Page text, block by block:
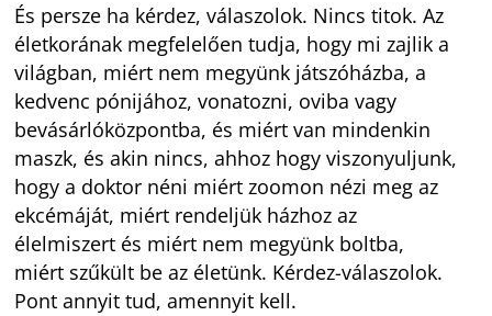
És persze ha kérdez, válaszolok. Nincs titok. Az
életkorának megfelelően tudja, hogy mi zajlik a
világban, miért nem megyünk játszóházba, a
kedvenc pónijához, vonatozni, oviba vagy
bevásárlóközpontba, és miért van mindenkin
maszk, és akin nincs, ahhoz hogy viszonyuljunk,
hogy a doktor néni miért zoomon nézi meg az
ekcémáját, miért rendeljük házhoz az
élelmiszert és miért nem megyünk boltba,
miért szűkült be az életünk. Kérdez-válaszolok.
Pont annyit tud, amennyit kell.